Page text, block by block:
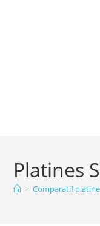
Platines
> Comparatif